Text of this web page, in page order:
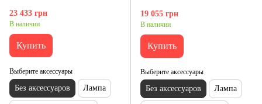
23 433 грн
В наличии
Купить
Выберите аксессуары
Без аксессуаров Лампа
19 055 грн
В наличии
Купить
Выберите аксессуары
Без аксессуаров Лампа